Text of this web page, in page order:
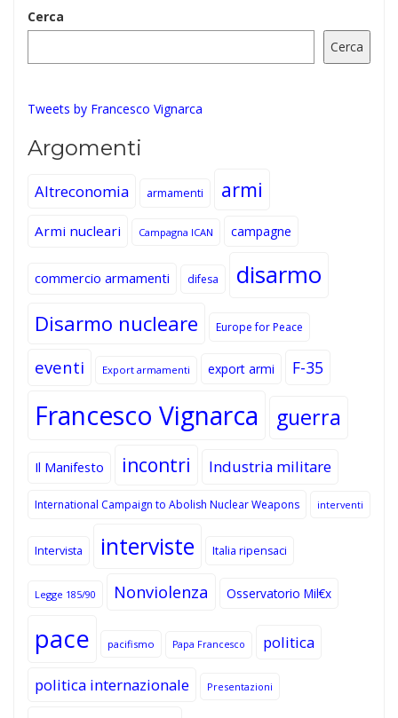
Cerca
Cerca
Tweets by Francesco Vignarca
Argomenti
Altreconomia armamenti armi
Armi nucleari Campagna ICAN campagne
commercio armamenti difesa disarmo
Disarmo nucleare Europe for Peace
eventi Export armamenti export armi F-35
Francesco Vignarca guerra
Il Manifesto incontri Industria militare
International Campaign to Abolish Nuclear Weapons interventi
Intervista interviste Italia ripensaci
Legge 185/90 Nonviolenza Osservatorio Mil€x
pace pacifismo Papa Francesco politica
politica internazionale Presentazioni